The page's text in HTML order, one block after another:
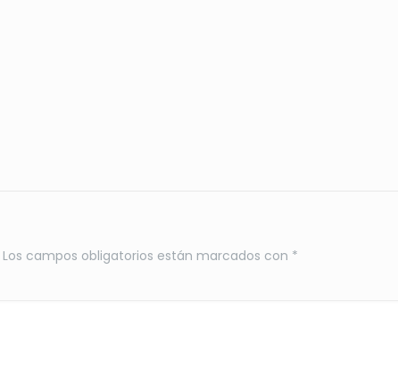
Los campos obligatorios están marcados con *